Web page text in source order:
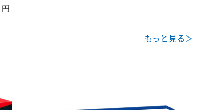
円
もっと見る＞